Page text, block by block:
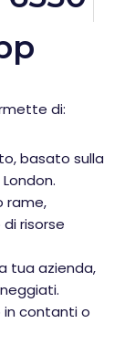
di:
basato sulla
rame,
risorse
tua azienda,
contanti o